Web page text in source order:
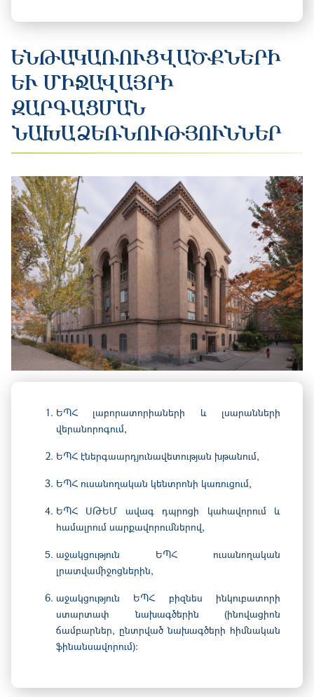
ԵՆԹԱԿԱՌՈՒՑՎԱԾՔՆԵՐԻ
ԵՒ ՄԻՋԱՎԱՅՐԻ Զ
ԱՐԳԱՑՄԱՆ Ն
ԱԽԱՁԵՌՆՈՒԹՅՈՒՆՆԵՐ
ԵՊՀ լաբորատորիաների և լսարանների
վերանորոգում,
ԵՊՀ էներգաարդյունավետության խթանում,
ԵՊՀ ուսանողական կենտրոնի կառուցում,
ԵՊՀ ՍԹԵՄ ավագ դպրոցի կահավորում և
համալրում սարքավորումներով,
աջակցություն ԵՊՀ ուսանողական
լրատվամիջոցներին,
աջակցություն ԵՊՀ բիզնես ինկուբատորի
ստարտափ նախագծերին (ինովացիոն
ճամբարներ, ընտրված նախագծերի հիմնական
ֆինանսավորում)։